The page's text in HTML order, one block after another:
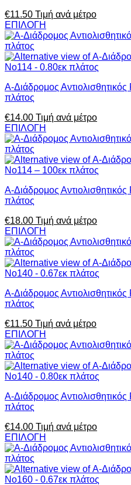
€11.50 Τιμή ανά μέτρο
ΕΠΙΛΟΓΗ
Α-Διάδρομος
πλάτος
€14.00 Τιμή ανά μέτρο
ΕΠΙΛΟΓΗ
Α-Διάδρομος
πλάτος
€18.00 Τιμή ανά μέτρο
ΕΠΙΛΟΓΗ
Α-Διάδρομος
πλάτος
€11.50 Τιμή ανά μέτρο
ΕΠΙΛΟΓΗ
Α-Διάδρομος
πλάτος
€14.00 Τιμή ανά μέτρο
ΕΠΙΛΟΓΗ